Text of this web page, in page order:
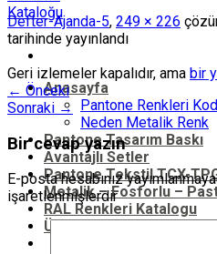
Anasayfa
Pantone Renkleri
Neden Metalik Renk
Pantone Tasarım Baskı
Avantajlı Setler
Pantone Tekstil TCX-
Metalik – Fosforlu –
RAL Renkleri Katalogu
Ürünler
Defter-Ajanda-5, 249 × 226
tarihinde yayınlandı
Geri izlemeler kapalıdır, ama bir
← Önceki
Sonraki →
Bir cevap yazın
E-posta hesabınız
işaretlenmişlerdir